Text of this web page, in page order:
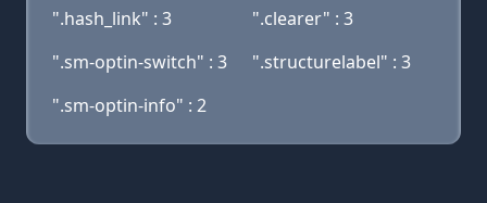
".hash_link" : 3
".clearer" : 3
".sm-optin-switch" : 3
".structurelabel" : 3
".sm-optin-info" : 2